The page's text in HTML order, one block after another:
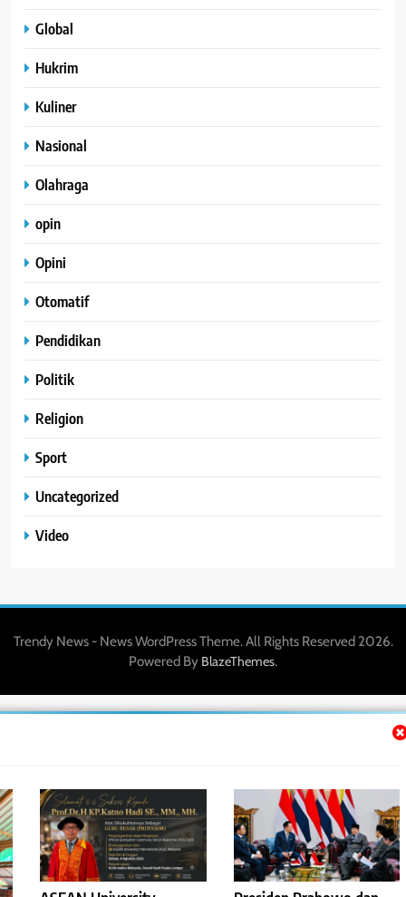
Global
Hukrim
Kuliner
Nasional
Olahraga
opin
Opini
Otomatif
Pendidikan
Politik
Religion
Sport
Uncategorized
Video
Trendy News - News WordPress Theme. All Rights Reserved 2026.
Powered By BlazeThemes.